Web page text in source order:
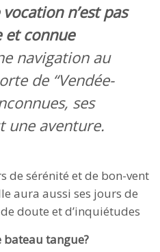
n’est pas
et connue
navigation au
de “Vendée-
ses
une aventure.
de sérénité et de bon-vent
aura aussi ses jours de
doute et d’inquiétudes
tangue?